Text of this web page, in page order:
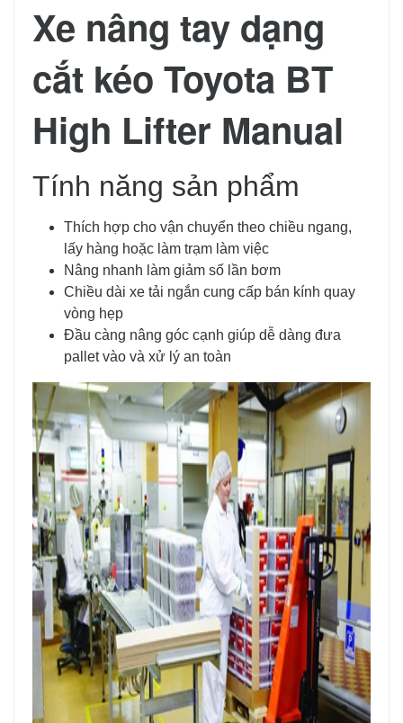
Xe nâng tay dạng
cắt kéo Toyota BT
High Lifter Manual
Tính năng sản phẩm
Thích hợp cho vận chuyển theo chiều ngang,
lấy hàng hoặc làm trạm làm việc
Nâng nhanh làm giảm số lần bơm
Chiều dài xe tải ngắn cung cấp bán kính quay
vòng hẹp
Đầu càng nâng góc cạnh giúp dễ dàng đưa
pallet vào và xử lý an toàn